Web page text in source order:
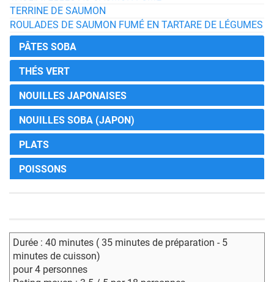
TERRINE DE SAUMON
ROULADES DE SAUMON FUMÉ EN TARTARE DE LÉGUMES
PÂTES SOBA
THÉS VERT
NOUILLES JAPONAISES
NOUILLES SOBA (JAPON)
PLATS
POISSONS
Durée : 40 minutes ( 35 minutes de préparation - 5
minutes de cuisson)
pour 4 personnes